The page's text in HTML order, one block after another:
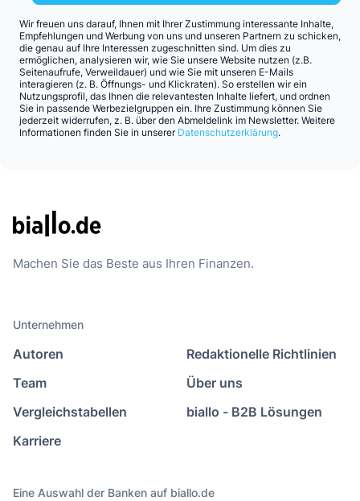
Wir freuen uns darauf, Ihnen mit Ihrer Zustimmung interessante Inhalte,
Empfehlungen und Werbung von uns und unseren Partnern zu schicken,
die genau auf Ihre Interessen zugeschnitten sind. Um dies zu
ermöglichen, analysieren wir, wie Sie unsere Website nutzen (z.B.
Seitenaufrufe, Verweildauer) und wie Sie mit unseren E-Mails
interagieren (z. B. Öffnungs- und Klickraten). So erstellen wir ein
Nutzungsprofil, das Ihnen die relevantesten Inhalte liefert, und ordnen
Sie in passende Werbezielgruppen ein. Ihre Zustimmung können Sie
jederzeit widerrufen, z. B. über den Abmeldelink im Newsletter. Weitere
Informationen finden Sie in unserer Datenschutzerklärung.
Machen Sie das Beste aus Ihren Finanzen.
Unternehmen
Autoren
Team
Vergleichstabellen
Karriere
Redaktionelle Richtlinien
Über uns
biallo - B2B Lösungen
Eine Auswahl der Banken auf biallo.de